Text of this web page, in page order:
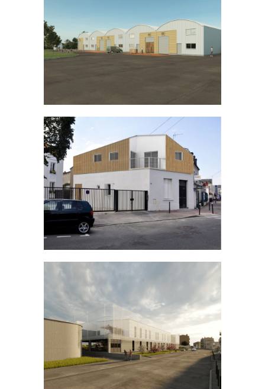
Construction d’ateliers en Martinique
INDUSTRIEL /TERTIAIRE
Surélévation à Saint-Maur-des-
Fossés
BUREAU
Chemin de la Madrague-Ville
INDUSTRIEL/TERTIAIRE